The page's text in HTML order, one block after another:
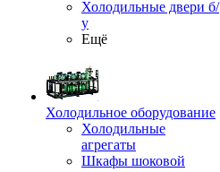
Холодильные двери б/
у
Ещё
Холодильное оборудование
Холодильные
агрегаты
Шкафы шоковой